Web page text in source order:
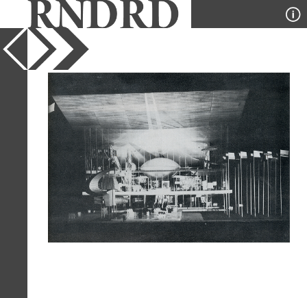
YEAR
PUBLICATION
DESIGNER
M. R. R. Kliks
TYPE
Model
Full Citation
M. R. R. Kliks. Calli. 24 1966, 31